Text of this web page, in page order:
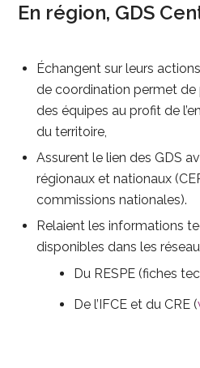
En région, GDS
Échangent sur leurs
de coordination permet de
des équipes au profit de
du territoire,
Assurent le lien des GDS
régionaux et nationaux
commissions nationales).
Relaient les informations
disponibles dans les
Du RESPE (fiches
De l’IFCE et du CRE (